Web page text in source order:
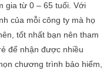
gia từ 0 – 65 tuổi. Với
của mỗi công ty mà họ
tốt nhất bạn nên tham
để nhận được nhiều
chương trình bảo hiểm,